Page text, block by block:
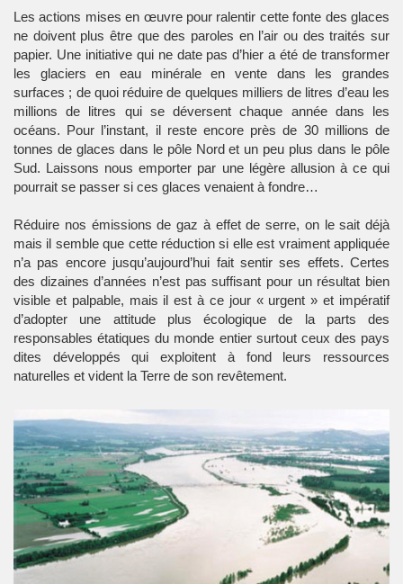
Les actions mises en œuvre pour ralentir cette fonte des glaces
ne doivent plus être que des paroles en l’air ou des traités sur
papier. Une initiative qui ne date pas d’hier a été de transformer
les glaciers en eau minérale en vente dans les grandes
surfaces ; de quoi réduire de quelques milliers de litres d’eau les
millions de litres qui se déversent chaque année dans les
océans. Pour l’instant, il reste encore près de 30 millions de
tonnes de glaces dans le pôle Nord et un peu plus dans le pôle
Sud. Laissons nous emporter par une légère allusion à ce qui
pourrait se passer si ces glaces venaient à fondre…
Réduire nos émissions de gaz à effet de serre, on le sait déjà
mais il semble que cette réduction si elle est vraiment appliquée
n’a pas encore jusqu’aujourd’hui fait sentir ses effets. Certes
des dizaines d’années n’est pas suffisant pour un résultat bien
visible et palpable, mais il est à ce jour « urgent » et impératif
d’adopter une attitude plus écologique de la parts des
responsables étatiques du monde entier surtout ceux des pays
dites développés qui exploitent à fond leurs ressources
naturelles et vident la Terre de son revêtement.